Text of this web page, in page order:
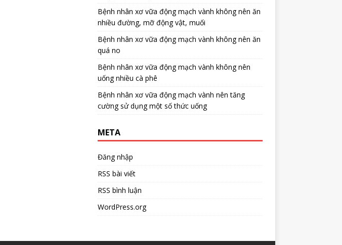
Bệnh nhân xơ vữa động mạch vành không nên ăn
nhiều đường, mỡ động vật, muối
Bệnh nhân xơ vữa động mạch vành không nên ăn
quá no
Bệnh nhân xơ vữa động mạch vành không nên
uống nhiều cà phê
Bệnh nhân xơ vữa động mạch vành nên tăng
cường sử dụng một số thức uống
META
Đăng nhập
RSS bài viết
RSS bình luận
WordPress.org